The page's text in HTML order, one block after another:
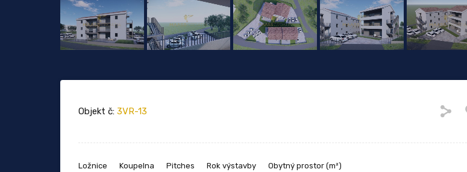
Objekt č: 3VR-13
Ložnice Koupelna Pitches Rok výstavby Obytný prostor (m²)